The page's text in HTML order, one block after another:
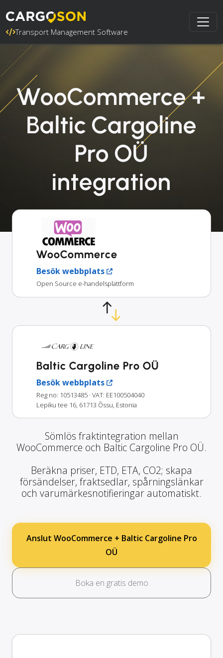
Transport Management Software
WooCommerce +
Baltic Cargoline
Pro OÜ
integration
WooCommerce
Besök webbplats
Open Source e-handelsplattform
Baltic Cargoline Pro OÜ
Besök webbplats
Reg no: 10513485 · VAT: EE100504040
Lepiku tee 16, 61713 Õssu, Estonia
Sömlös fraktintegration mellan
WooCommerce och Baltic Cargoline Pro OÜ.
Beräkna priser, ETD, ETA, CO2; skapa
försändelser, fraktsedlar, spårningslänkar
och varumärkesnotifieringar automatiskt.
Anslut WooCommerce + Baltic Cargoline Pro
OÜ
Boka en gratis demo